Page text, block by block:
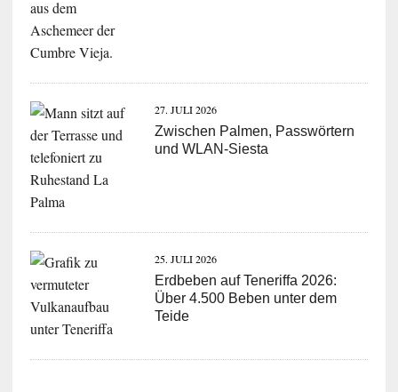
27. JULI 2026
Zwischen Palmen, Passwörtern
und WLAN-Siesta
25. JULI 2026
Erdbeben auf Teneriffa 2026:
Über 4.500 Beben unter dem
Teide